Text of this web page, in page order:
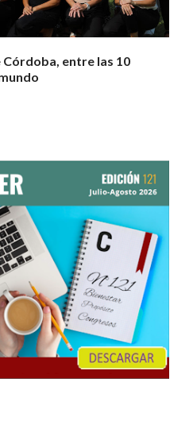
entre las 10